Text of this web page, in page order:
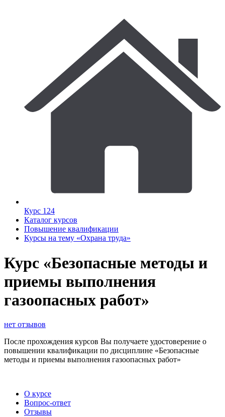
Курс 124
Каталог курсов
Повышение квалификации
Курсы на тему «Охрана труда»
Курс «Безопасные методы и
приемы выполнения
газоопасных работ»
нет отзывов
После прохождения курсов Вы получаете удостоверение о
повышении квалификации по дисциплине «Безопасные
методы и приемы выполнения газоопасных работ»
О курсе
Вопрос-ответ
Отзывы